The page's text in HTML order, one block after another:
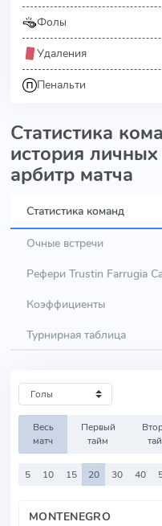
Фолы
Удаления
Пенальти
Статистика
история
арбитр матча
Статистика команд
Очные встречи
Рефери Trustin Farrugia
Коэффициенты
Турнирная таблица
Весь
матч
Первый
тайм
5 10 15 20 30 40
MONTENEGRO